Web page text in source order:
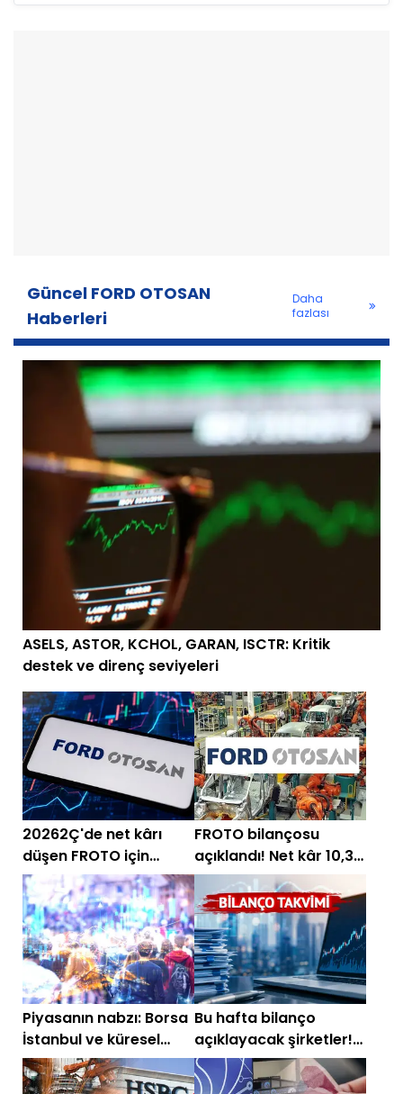
Güncel FORD OTOSAN
Haberleri
Daha
fazlası
ASELS, ASTOR, KCHOL, GARAN, ISCTR: Kritik
destek ve direnç seviyeleri
20262Ç'de net kârı
düşen FROTO için
güncel hedef fiyatlar
FROTO bilançosu
açıklandı! Net kâr 10,3
milyar TL'ye geriledi
Piyasanın nabzı: Borsa
İstanbul ve küresel
piyasalarda gün
başlarken (5 Ağustos)
Bu hafta bilanço
açıklayacak şirketler!
3-7 ağustos bilançolar